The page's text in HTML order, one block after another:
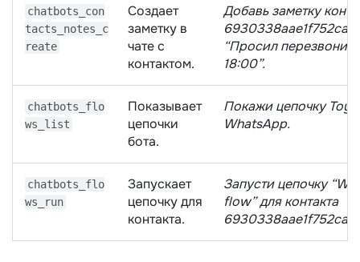
chatbots_con
tacts_notes_c
reate
Создает
заметку в
чате с
контактом.
Добавь заметку
“Просил
18:00”.
chatbots_flo
ws_list
Показывает
цепочки
бота.
Покажи цепочку
WhatsApp.
chatbots_flo
ws_run
Запускает
цепочку для
контакта.
Запусти цепочку
flow” для контакта